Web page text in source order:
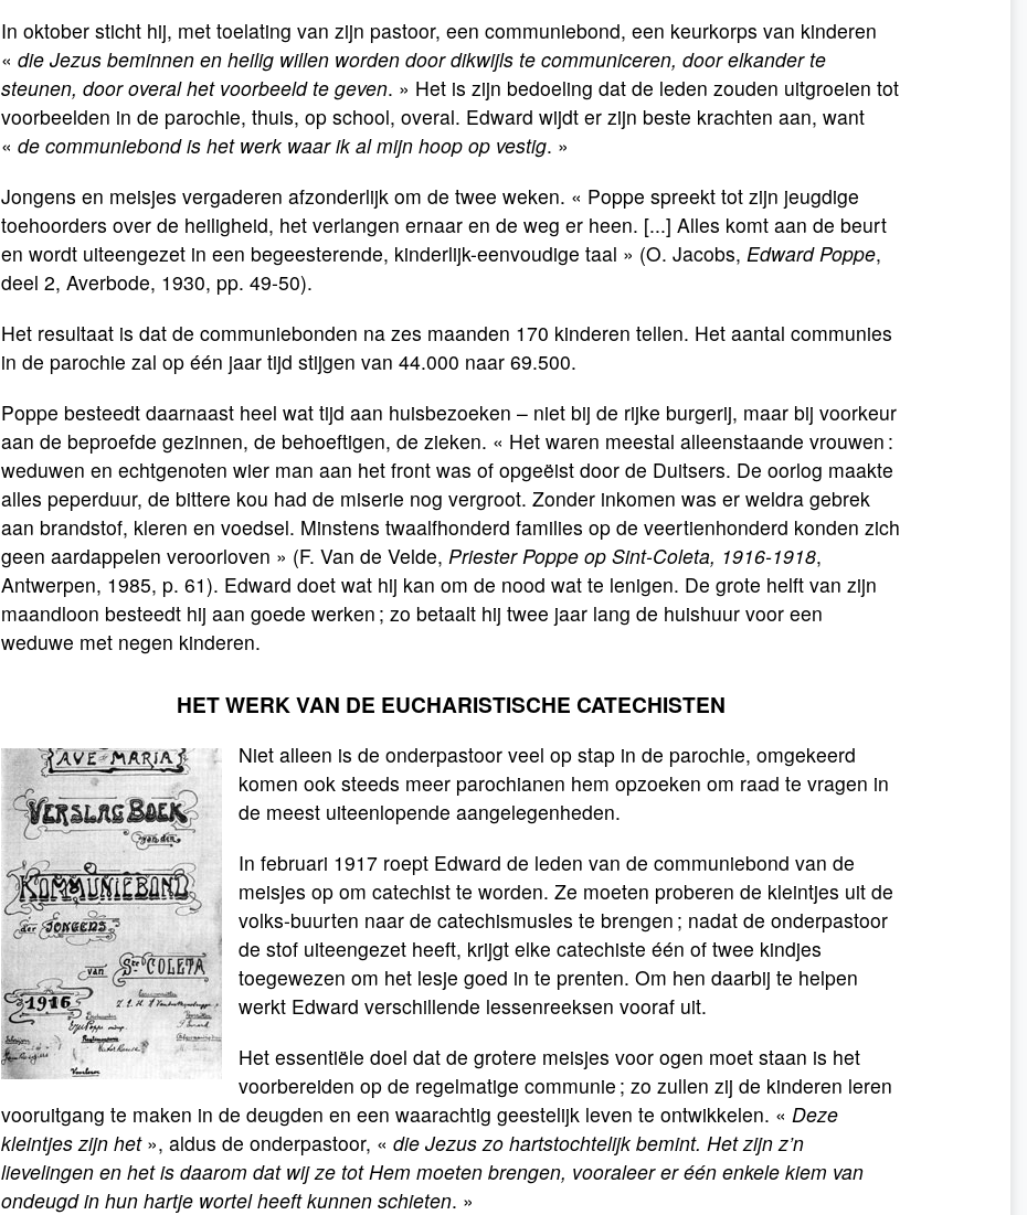
In oktober sticht hij, met toelating van zijn pastoor, een communiebond, een keurkorps van kinderen
« die Jezus beminnen en heilig willen worden door dikwijls te communiceren, door elkander te
steunen, door overal het voorbeeld te geven. » Het is zijn bedoeling dat de leden zouden uitgroeien tot
voorbeelden in de parochie, thuis, op school, overal. Edward wijdt er zijn beste krachten aan, want
« de communiebond is het werk waar ik al mijn hoop op vestig. »
Jongens en meisjes vergaderen afzonderlijk om de twee weken. « Poppe spreekt tot zijn jeugdige
toehoorders over de heiligheid, het verlangen ernaar en de weg er heen. [...] Alles komt aan de beurt
en wordt uiteengezet in een begeesterende, kinderlijk-eenvoudige taal » (O. Jacobs, Edward Poppe,
deel 2, Averbode, 1930, pp. 49-50).
Het resultaat is dat de communiebonden na zes maanden 170 kinderen tellen. Het aantal communies
in de parochie zal op één jaar tijd stijgen van 44.000 naar 69.500.
Poppe besteedt daarnaast heel wat tijd aan huisbezoeken – niet bij de rijke burgerij, maar bij voorkeur
aan de beproefde gezinnen, de behoeftigen, de zieken. « Het waren meestal alleenstaande vrouwen :
we­duwen en echtgenoten wier man aan het front was of opgeëist door de Duitsers. De oorlog maakte
alles peperduur, de bittere kou had de miserie nog vergroot. Zonder inkomen was er weldra gebrek
aan brandstof, kleren en voedsel. Minstens twaalfhonderd families op de veertienhonderd konden zich
geen aardappelen veroorloven » (F. Van de Velde, Priester Poppe op Sint-Coleta, 1916-1918,
Antwerpen, 1985, p. 61). Edward doet wat hij kan om de nood wat te lenigen. De grote helft van zijn
maandloon besteedt hij aan goede werken ; zo betaalt hij twee jaar lang de huishuur voor een
weduwe met negen kinderen.
HET WERK VAN DE EUCHARISTISCHE CATECHISTEN
Niet alleen is de onderpastoor veel op stap in de parochie, omgekeerd
komen ook steeds meer parochianen hem opzoeken om raad te vragen in
de meest uiteenlopende aangelegenheden.
In februari 1917 roept Edward de leden van de communiebond van de
meisjes op om catechist te worden. Ze moeten proberen de kleintjes uit de
volks­-buurten naar de catechismusles te brengen ; nadat de onderpastoor
de stof uiteengezet heeft, krijgt elke catechiste één of twee kindjes
toegewezen om het lesje goed in te prenten. Om hen daarbij te helpen
werkt Edward verschillende lessenreeksen vooraf uit.
Het essentiële doel dat de grotere meisjes voor ogen moet staan is het
voorbereiden op de regelmatige communie ; zo zullen zij de kinderen leren
vooruitgang te maken in de deugden en een waarachtig geestelijk leven te ontwikkelen. « Deze
kleintjes zijn het», aldus de onderpastoor, « die Jezus zo hartstochtelijk bemint. Het zijn z’n
lievelingen en het is daarom dat wij ze tot Hem moeten brengen, vooraleer er één enkele kiem van
ondeugd in hun hartje wortel heeft kunnen schieten. »